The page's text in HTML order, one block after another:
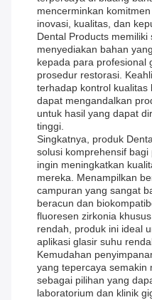
mencerminkan
inovasi, kualitas, dan
Dental Products
menyediakan bahan
kepada para profesional
prosedur restorasi.
terhadap kontrol
dapat mengandalkan
untuk hasil yang dapat
tinggi.
Singkatnya, produk
solusi komprehensif
ingin meningkatkan
mereka. Menampilkan
campuran yang sangat
beracun dan
fluoresen zirkonia
rendah, produk ini ideal
aplikasi glasir suhu
Kemudahan
yang tepercaya semakin
sebagai pilihan yang
laboratorium dan klinik